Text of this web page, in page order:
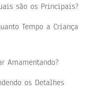
são os Principais?
Tempo a Criança
Amamentando?
os Detalhes